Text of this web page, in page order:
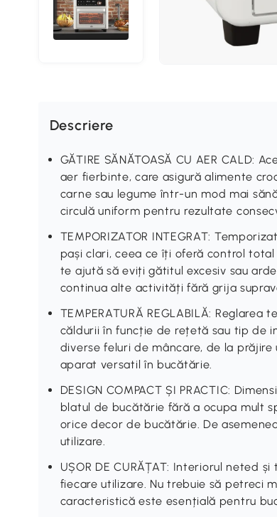
Descriere
GĂTIRE SĂNĂTOASĂ CU AER CALD:
aer fierbinte, care asigură alimente
carne sau legume într-un mod mai
circulă uniform pentru rezultate
TEMPORIZATOR INTEGRAT:
pași clari, ceea ce îți oferă control
te ajută să eviți gătitul excesiv sau
continua alte activități fără grija
TEMPERATURĂ REGLABILĂ:
căldurii în funcție de rețetă sau tip de
diverse feluri de mâncare, de la
aparat versatil în bucătărie.
DESIGN COMPACT ȘI PRACTIC:
blatul de bucătărie fără a ocupa mult
orice decor de bucătărie. De
utilizare.
UȘOR DE CURĂȚAT: Interiorul neted
fiecare utilizare. Nu trebuie să petreci
caracteristică este esențială pentru